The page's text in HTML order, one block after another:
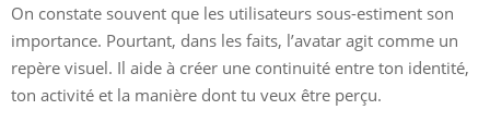
On constate souvent que les utilisateurs sous-estiment son
importance. Pourtant, dans les faits, l’avatar agit comme un
repère visuel. Il aide à créer une continuité entre ton identité,
ton activité et la manière dont tu veux être perçu.